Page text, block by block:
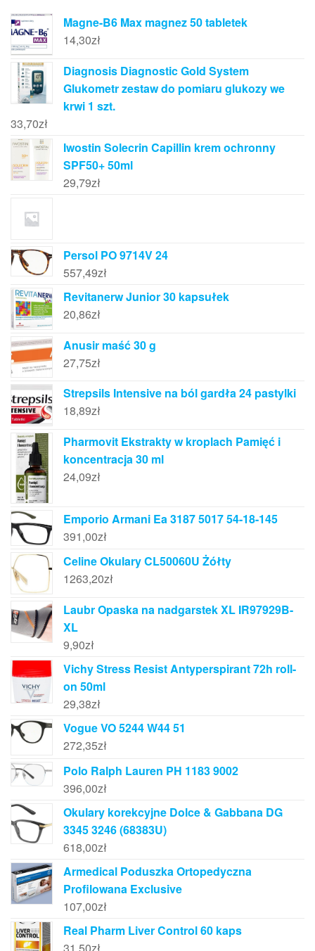
Magne-B6 Max magnez 50 tabletek
14,30zł
Diagnosis Diagnostic Gold System
Glukometr zestaw do pomiaru glukozy we
krwi 1 szt.
33,70zł
Iwostin Solecrin Capillin krem ochronny
SPF50+ 50ml
29,79zł
Persol PO 9714V 24
557,49zł
Revitanerw Junior 30 kapsułek
20,86zł
Anusir maść 30 g
27,75zł
Strepsils Intensive na ból gardła 24 pastylki
18,89zł
Pharmovit Ekstrakty w kroplach Pamięć i
koncentracja 30 ml
24,09zł
Emporio Armani Ea 3187 5017 54-18-145
391,00zł
Celine Okulary CL50060U Żółty
1263,20zł
Laubr Opaska na nadgarstek XL IR97929B-
XL
9,90zł
Vichy Stress Resist Antyperspirant 72h roll-
on 50ml
29,38zł
Vogue VO 5244 W44 51
272,35zł
Polo Ralph Lauren PH 1183 9002
396,00zł
Okulary korekcyjne Dolce & Gabbana DG
3345 3246 (68383U)
618,00zł
Armedical Poduszka Ortopedyczna
Profilowana Exclusive
107,00zł
Real Pharm Liver Control 60 kaps